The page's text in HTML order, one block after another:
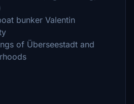
bunker Valentin
of Überseestadt and